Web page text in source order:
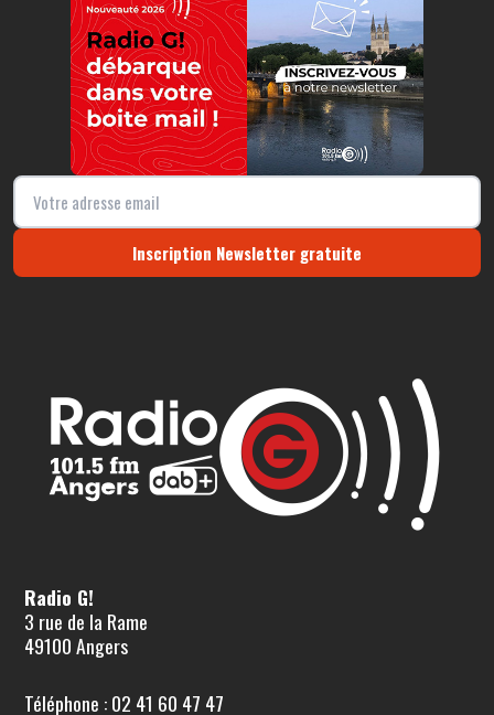
Inscription Newsletter gratuite
Radio G!
3 rue de la Rame
49100 Angers
Téléphone : 02 41 60 47 47